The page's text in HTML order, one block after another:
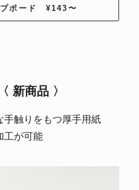
プボード ¥143〜
新商品 〉
手触りをもつ厚手用紙
工が可能